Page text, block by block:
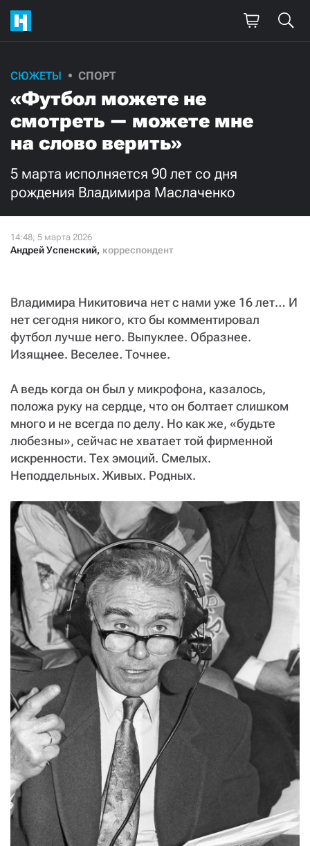
СЮЖЕТЫ СПОРТ
«Футбол можете не
смотреть — можете мне
на слово верить»
5 марта исполняется 90 лет со дня
рождения Владимира Маслаченко
Андрей Успенский, корреспондент
Владимира Никитовича нет с нами уже 16 лет… И
нет сегодня никого, кто бы комментировал
футбол лучше него. Выпуклее. Образнее.
Изящнее. Веселее. Точнее.
А ведь когда он был у микрофона, казалось,
положа руку на сердце, что он болтает слишком
много и не всегда по делу. Но как же, «будьте
любезны», сейчас не хватает той фирменной
искренности. Тех эмоций. Смелых.
Неподдельных. Живых. Родных.
Поддержите
нашу работу!
Ежемесячно Разово
СТАТЬ СОУЧАСТНИКОМ
ПОДЕЛИТЬСЯ С ДРУЗЬЯМИ
Если у вас есть вопросы, пишите donate@novayagazeta.ru